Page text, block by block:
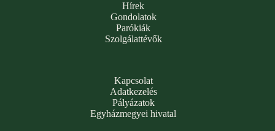
Hírek
Gondolatok
Parókiák
Szolgálattévők
Kapcsolat
Adatkezelés
Pályázatok
Egyházmegyei hivatal